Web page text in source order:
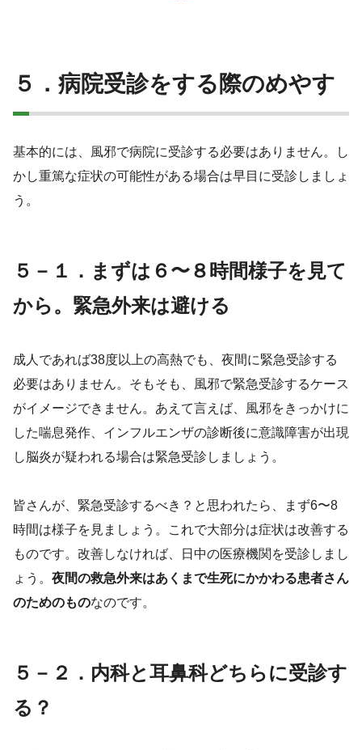
５．病院受診をする際のめやす
基本的には、風邪で病院に受診する必要はありません。し
かし重篤な症状の可能性がある場合は早目に受診しましょ
う。
５－１．まずは６〜８時間様子を見て
から。緊急外来は避ける
成人であれば38度以上の高熱でも、夜間に緊急受診する
必要はありません。そもそも、風邪で緊急受診するケース
がイメージできません。あえて言えば、風邪をきっかけに
した喘息発作、インフルエンザの診断後に意識障害が出現
し脳炎が疑われる場合は緊急受診しましょう。
皆さんが、緊急受診するべき？と思われたら、まず6〜8
時間は様子を見ましょう。これで大部分は症状は改善する
ものです。改善しなければ、日中の医療機関を受診しまし
ょう。 夜間の救急外来はあくまで生死にかかわる患者さん
のためのものなのです。
５－２．内科と耳鼻科どちらに受診す
る？